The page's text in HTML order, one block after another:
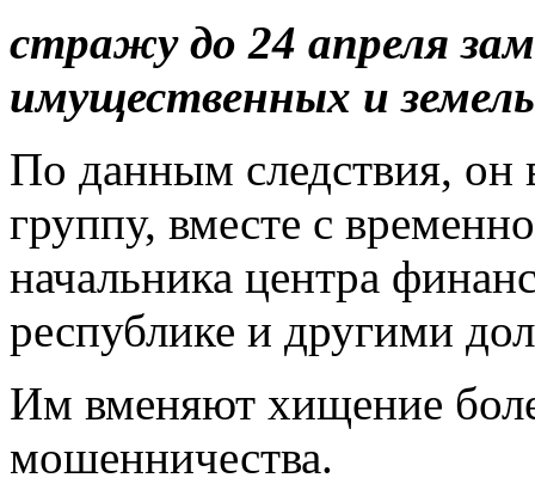
стражу до 24 апреля
имущественных и
По данным следствия, он
группу, вместе с
начальника центра
республике и другими
Им вменяют хищение
мошенничества.